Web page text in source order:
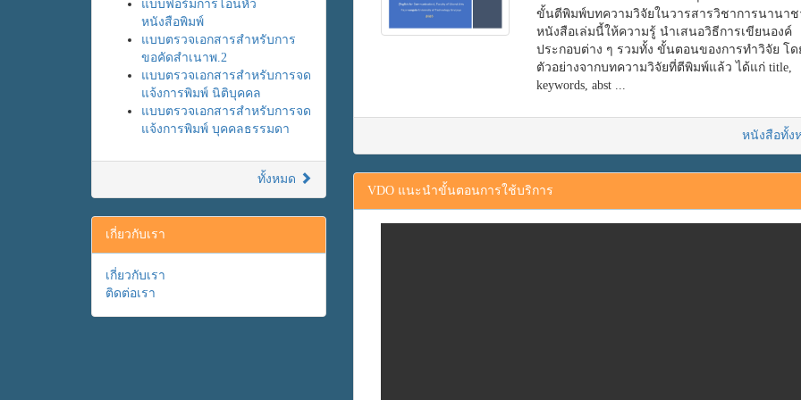
แบบฟอร์มการโอนหัว
หนังสือพิมพ์
แบบตรวจเอกสารสำหรับการ
ขอคัดสำเนาพ.2
แบบตรวจเอกสารสำหรับการจด
แจ้งการพิมพ์ นิติบุคคล
แบบตรวจเอกสารสำหรับการจด
แจ้งการพิมพ์ บุคคลธรรมดา
ทั้งหมด
เกี่ยวกับเรา
เกี่ยวกับเรา
ติดต่อเรา
ขั้นตีพิมพ์บทความวิจัยในวารสารวิชาการนานาช
หนังสือเล่มนี้ให้ความรู้ นำเสนอวิธีการเขียนองค์
ประกอบต่าง ๆ รวมทั้ง ขั้นตอนของการทำวิจัย โด
ตัวอย่างจากบทความวิจัยที่ตีพิมพ์แล้ว ได้แก่ title,
keywords, abst ...
หนังสือทั้ง
VDO แนะนำขั้นตอนการใช้บริการ